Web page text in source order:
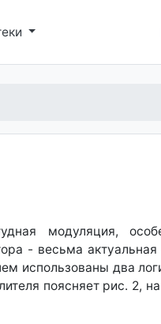
модуляция,
- весьма
использованы два
поясняет рис. 2,